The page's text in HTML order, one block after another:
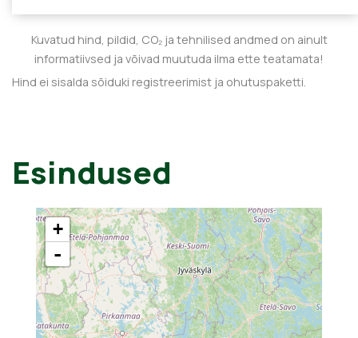
Kuvatud hind, pildid, CO₂ ja tehnilised andmed on ainult
informatiivsed ja võivad muutuda ilma ette teatamata!
Hind ei sisalda sõiduki registreerimist ja ohutuspaketti.
Esindused
+
-